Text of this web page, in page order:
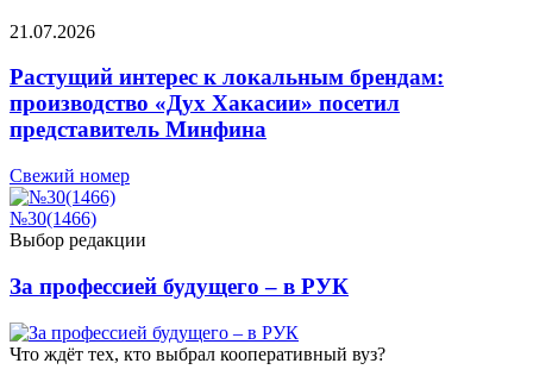
21.07.2026
Растущий интерес к локальным брендам:
производство «Дух Хакасии» посетил
представитель Минфина
Свежий номер
№30(1466)
Выбор редакции
За профессией будущего – в РУК
Что ждёт тех, кто выбрал кооперативный вуз?